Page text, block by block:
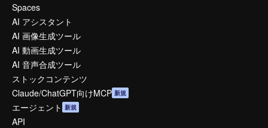
Spaces
AI アシスタント
AI 画像生成ツール
AI 動画生成ツール
AI 音声合成ツール
ストックコンテンツ
Claude/ChatGPT向けMCP 新規
エージェント 新規
API